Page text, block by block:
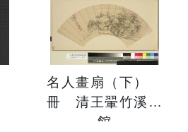
名人畫扇（下）
冊 清王翬竹溪仙
館